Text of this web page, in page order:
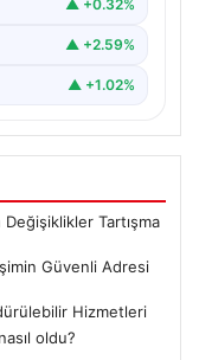
▲ +0.32%
▲ +2.59%
▲ +1.02%
Değişiklikler Tartışma
Güvenli Adresi
Hizmetleri
oldu?